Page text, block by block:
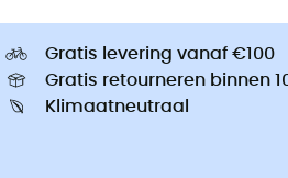
Gratis levering vanaf €100
Gratis retourneren binnen
Klimaatneutraal